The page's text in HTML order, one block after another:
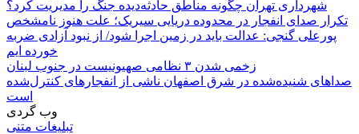
شهرداری تهران چگونه مناطق حادثه‌دیده جنگ را مدیریت کرد؟
تکرار صدای انفجار در محدوده دریایی سیریک؛ علت هنوز نامشخص
پورعلی گنجی: عدالت باید در زمین اجرا شود/ از نبود آزادی ضربه
خورده ایم
زخمی شدن ۳ نظامی صهیونیست در جنوب لبنان
صداهای شنیده‌شده در شرق اصفهان ناشی از انفجارهای کنترل‌شده
است
وب گردی
تبلیغات متنی